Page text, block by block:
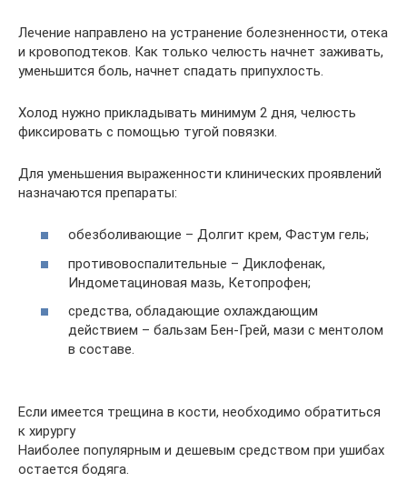
Лечение направлено на устранение болезненности, отека
и кровоподтеков. Как только челюсть начнет заживать,
уменьшится боль, начнет спадать припухлость.
Холод нужно прикладывать минимум 2 дня, челюсть
фиксировать с помощью тугой повязки.
Для уменьшения выраженности клинических проявлений
назначаются препараты:
обезболивающие – Долгит крем, Фастум гель;
противовоспалительные – Диклофенак,
Индометациновая мазь, Кетопрофен;
средства, обладающие охлаждающим
действием – бальзам Бен-Грей, мази с ментолом
в составе.
Если имеется трещина в кости, необходимо обратиться
к хирургу
Наиболее популярным и дешевым средством при ушибах
остается бодяга.